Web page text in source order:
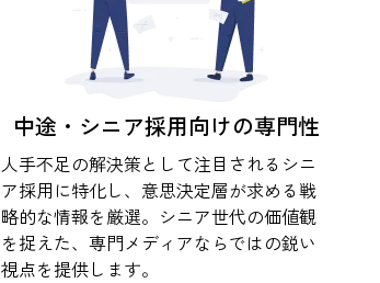
中途・シニア採用向けの専門性
人手不足の解決策として注目されるシニ
ア採用に特化し、意思決定層が求める戦
略的な情報を厳選。シニア世代の価値観
を捉えた、専門メディアならではの鋭い
視点を提供します。